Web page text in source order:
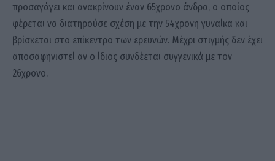
προσαγάγει και ανακρίνουν έναν 65χρονο άνδρα, ο οποίος
φέρεται να διατηρούσε σχέση με την 54χρονη γυναίκα και
βρίσκεται στο επίκεντρο των ερευνών. Μέχρι στιγμής δεν έχει
αποσαφηνιστεί αν ο ίδιος συνδέεται συγγενικά με τον
26χρονο.